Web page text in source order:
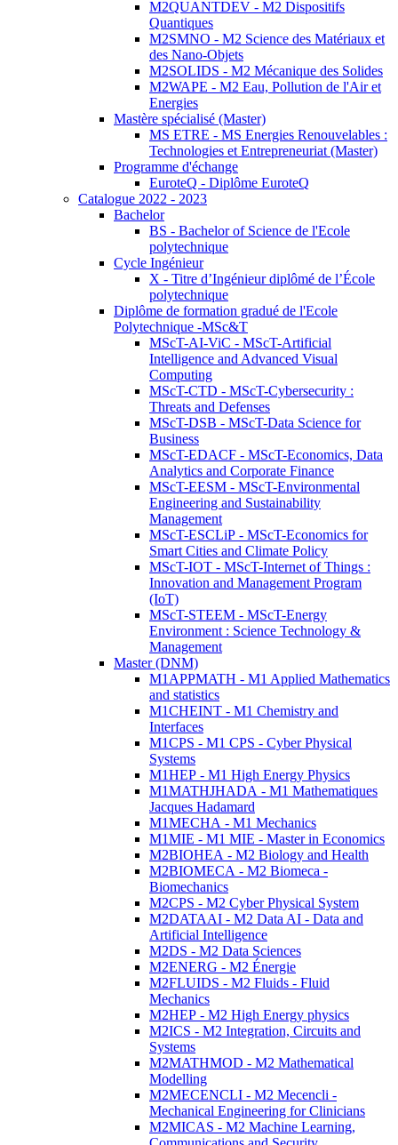
M2QUANTDEV - M2 Dispositifs
Quantiques
M2SMNO - M2 Science des Matériaux et
des Nano-Objets
M2SOLIDS - M2 Mécanique des Solides
M2WAPE - M2 Eau, Pollution de l'Air et
Energies
Mastère spécialisé (Master)
MS ETRE - MS Energies Renouvelables :
Technologies et Entrepreneuriat (Master)
Programme d'échange
EuroteQ - Diplôme EuroteQ
Catalogue 2022 - 2023
Bachelor
BS - Bachelor of Science de l'Ecole
polytechnique
Cycle Ingénieur
X - Titre d’Ingénieur diplômé de l’École
polytechnique
Diplôme de formation gradué de l'Ecole
Polytechnique -MSc&T
MScT-AI-ViC - MScT-Artificial
Intelligence and Advanced Visual
Computing
MScT-CTD - MScT-Cybersecurity :
Threats and Defenses
MScT-DSB - MScT-Data Science for
Business
MScT-EDACF - MScT-Economics, Data
Analytics and Corporate Finance
MScT-EESM - MScT-Environmental
Engineering and Sustainability
Management
MScT-ESCLiP - MScT-Economics for
Smart Cities and Climate Policy
MScT-IOT - MScT-Internet of Things :
Innovation and Management Program
(IoT)
MScT-STEEM - MScT-Energy
Environment : Science Technology &
Management
Master (DNM)
M1APPMATH - M1 Applied Mathematics
and statistics
M1CHEINT - M1 Chemistry and
Interfaces
M1CPS - M1 CPS - Cyber Physical
Systems
M1HEP - M1 High Energy Physics
M1MATHJHADA - M1 Mathematiques
Jacques Hadamard
M1MECHA - M1 Mechanics
M1MIE - M1 MIE - Master in Economics
M2BIOHEA - M2 Biology and Health
M2BIOMECA - M2 Biomeca -
Biomechanics
M2CPS - M2 Cyber Physical System
M2DATAAI - M2 Data AI - Data and
Artificial Intelligence
M2DS - M2 Data Sciences
M2ENERG - M2 Énergie
M2FLUIDS - M2 Fluids - Fluid
Mechanics
M2HEP - M2 High Energy physics
M2ICS - M2 Integration, Circuits and
Systems
M2MATHMOD - M2 Mathematical
Modelling
M2MECENCLI - M2 Mecencli -
Mechanical Engineering for Clinicians
M2MICAS - M2 Machine Learning,